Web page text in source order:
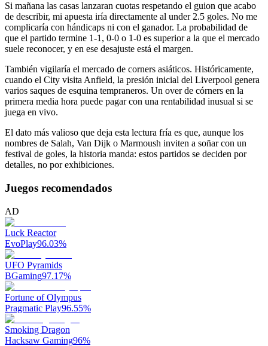
Si mañana las casas lanzaran cuotas respetando el guion que acabo
de describir, mi apuesta iría directamente al under 2.5 goles. No me
complicaría con hándicaps ni con el ganador. La probabilidad de
que el partido termine 1-1, 0-0 o 1-0 es superior a la que el mercado
suele reconocer, y en ese desajuste está el margen.
También vigilaría el mercado de corners asiáticos. Históricamente,
cuando el City visita Anfield, la presión inicial del Liverpool genera
varios saques de esquina tempraneros. Un over de córners en la
primera media hora puede pagar con una rentabilidad inusual si se
juega en vivo.
El dato más valioso que deja esta lectura fría es que, aunque los
nombres de Salah, Van Dijk o Marmoush inviten a soñar con un
festival de goles, la historia manda: estos partidos se deciden por
detalles, no por exhibiciones.
Juegos recomendados
AD
Luck Reactor
EvoPlay96.03%
UFO Pyramids
BGaming97.17%
Fortune of Olympus
Pragmatic Play96.55%
Smoking Dragon
Hacksaw Gaming96%